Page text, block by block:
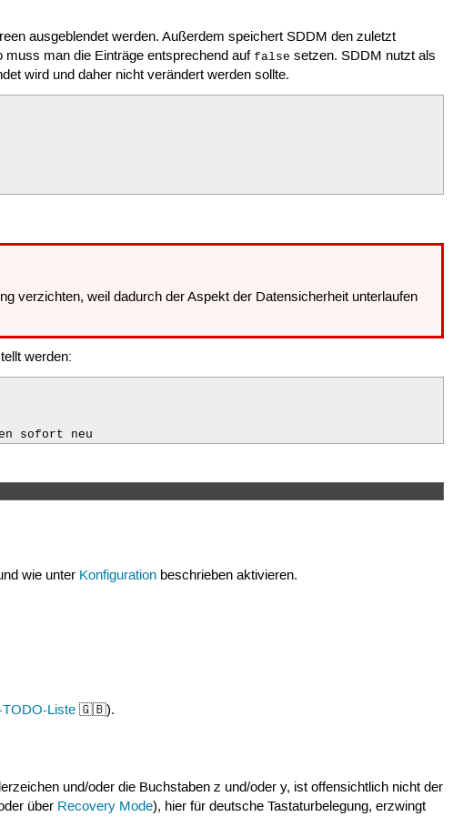
ausgeblendet werden. Außerdem speichert SDDM den zuletzt
muss man die Einträge entsprechend auffalse setzen. SDDM nutzt als
wird und daher nicht verändert werden sollte.
verzichten, weil dadurch der Aspekt der Datensicherheit unterlaufen
werden:
sofort neu
wie unter Konfiguration beschrieben aktivieren.
Liste 🇬🇧).
und/oder die Buchstaben z und/oder y, ist offensichtlich nicht der
über Recovery Mode), hier für deutsche Tastaturbelegung, erzwingt